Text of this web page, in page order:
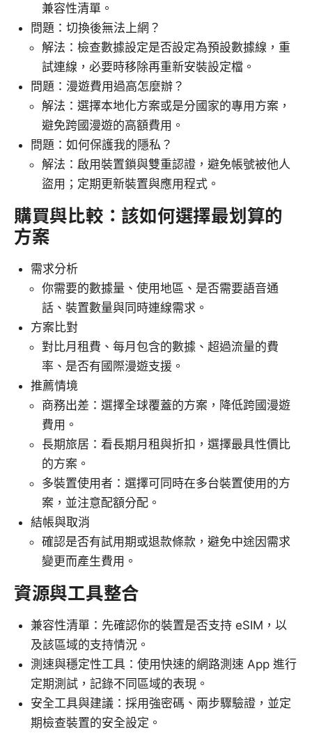
兼容性清單。
問題：切換後無法上網？
解法：檢查數據設定是否設定為預設數據線，重
試連線，必要時移除再重新安裝設定檔。
問題：漫遊費用過高怎麼辦？
解法：選擇本地化方案或是分國家的專用方案，
避免跨國漫遊的高額費用。
問題：如何保護我的隱私？
解法：啟用裝置鎖與雙重認證，避免帳號被他人
盜用；定期更新裝置與應用程式。
購買與比較：該如何選擇最划算的
方案
需求分析
你需要的數據量、使用地區、是否需要語音通
話、裝置數量與同時連線需求。
方案比對
對比月租費、每月包含的數據、超過流量的費
率、是否有國際漫遊支援。
推薦情境
商務出差：選擇全球覆蓋的方案，降低跨國漫遊
費用。
長期旅居：看長期月租與折扣，選擇最具性價比
的方案。
多裝置使用者：選擇可同時在多台裝置使用的方
案，並注意配額分配。
結帳與取消
確認是否有試用期或退款條款，避免中途因需求
變更而產生費用。
資源與工具整合
兼容性清單：先確認你的裝置是否支持 eSIM，以
及該區域的支持情況。
測速與穩定性工具：使用快速的網路測速 App 進行
定期測試，記錄不同區域的表現。
安全工具與建議：採用強密碼、兩步驟驗證，並定
期檢查裝置的安全設定。